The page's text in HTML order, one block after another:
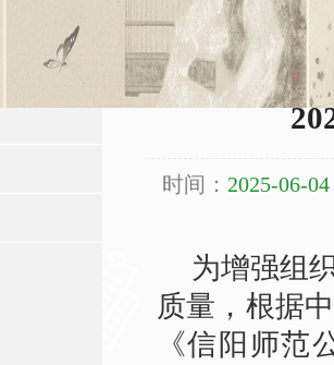
党建动态
时间： 2025-06-
为增强组
质量，根据
《信阳师范